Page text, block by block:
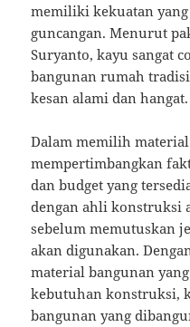
memiliki kekuatan
guncangan. Menurut
Suryanto, kayu sangat
bangunan rumah
kesan alami dan hangat.
Dalam memilih
mempertimbangkan
dan budget yang
dengan ahli konstruksi
sebelum memutuskan
akan digunakan.
material bangunan
kebutuhan konstruksi,
bangunan yang